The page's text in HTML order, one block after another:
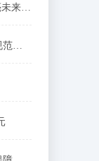
贵州金沙供电局：安全宣讲进校园，“电”亮未来助成长
银保监会：督促银行理财业务按新规方向规范转型